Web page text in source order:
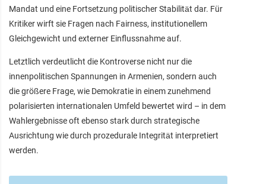
Mandat und eine Fortsetzung politischer Stabilität dar. Für
Kritiker wirft sie Fragen nach Fairness, institutionellem
Gleichgewicht und externer Einflussnahme auf.
Letztlich verdeutlicht die Kontroverse nicht nur die
innenpolitischen Spannungen in Armenien, sondern auch
die größere Frage, wie Demokratie in einem zunehmend
polarisierten internationalen Umfeld bewertet wird – in dem
Wahlergebnisse oft ebenso stark durch strategische
Ausrichtung wie durch prozedurale Integrität interpretiert
werden.